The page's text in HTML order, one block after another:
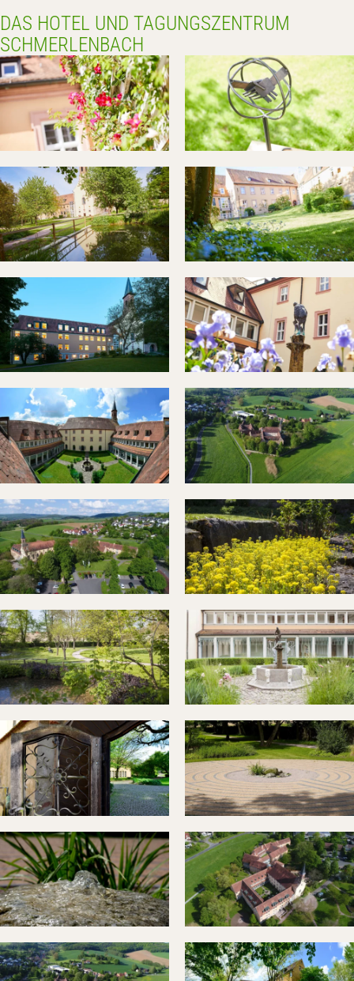
DAS HOTEL UND TAGUNGSZENTRUM
SCHMERLENBACH